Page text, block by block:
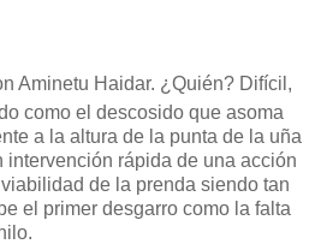
Aminetu Haidar. ¿Quién? Difícil,
como el descosido que asoma
a la altura de la punta de la uña
intervención rápida de una acción
de la prenda siendo tan
el primer desgarro como la falta